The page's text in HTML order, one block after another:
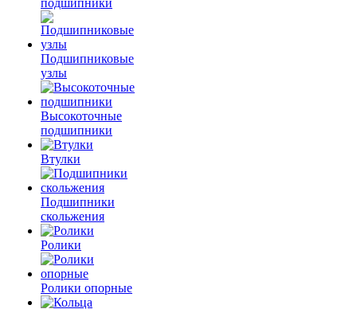
подшипники
Подшипниковые
узлы
Высокоточные
подшипники
Втулки
Подшипники
скольжения
Ролики
Ролики опорные